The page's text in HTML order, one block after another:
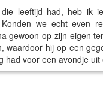
leeftijd had, heb ik
we echt even
gewoon op zijn eigen
waardoor hij op een
had voor een avondje uit